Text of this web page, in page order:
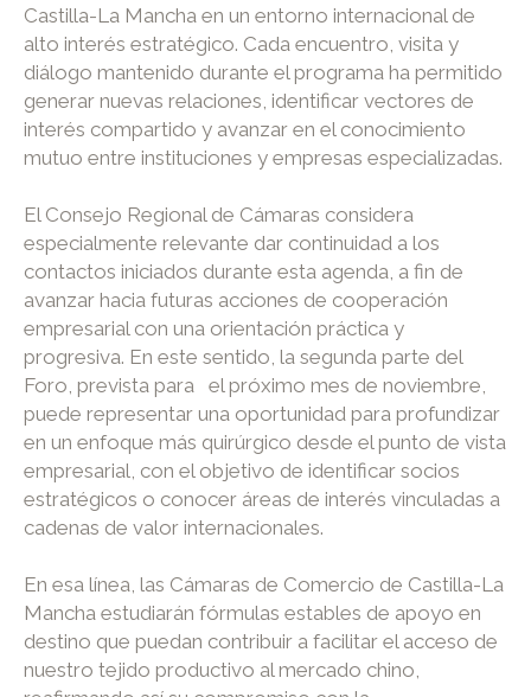
Castilla-La Mancha en un entorno internacional de
alto interés estratégico. Cada encuentro, visita y
diálogo mantenido durante el programa ha permitido
generar nuevas relaciones, identificar vectores de
interés compartido y avanzar en el conocimiento
mutuo entre instituciones y empresas especializadas.
El Consejo Regional de Cámaras considera
especialmente relevante dar continuidad a los
contactos iniciados durante esta agenda, a fin de
avanzar hacia futuras acciones de cooperación
empresarial con una orientación práctica y
progresiva. En este sentido, la segunda parte del
Foro, prevista para el próximo mes de noviembre,
puede representar una oportunidad para profundizar
en un enfoque más quirúrgico desde el punto de vista
empresarial, con el objetivo de identificar socios
estratégicos o conocer áreas de interés vinculadas a
cadenas de valor internacionales.
En esa línea, las Cámaras de Comercio de Castilla-La
Mancha estudiarán fórmulas estables de apoyo en
destino que puedan contribuir a facilitar el acceso de
nuestro tejido productivo al mercado chino,